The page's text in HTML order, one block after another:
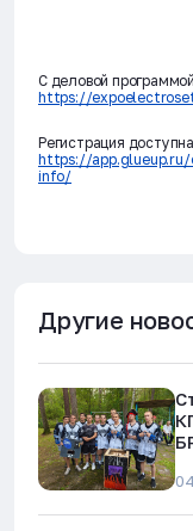
С деловой
https://
Регистрация
https://
info/
Другие